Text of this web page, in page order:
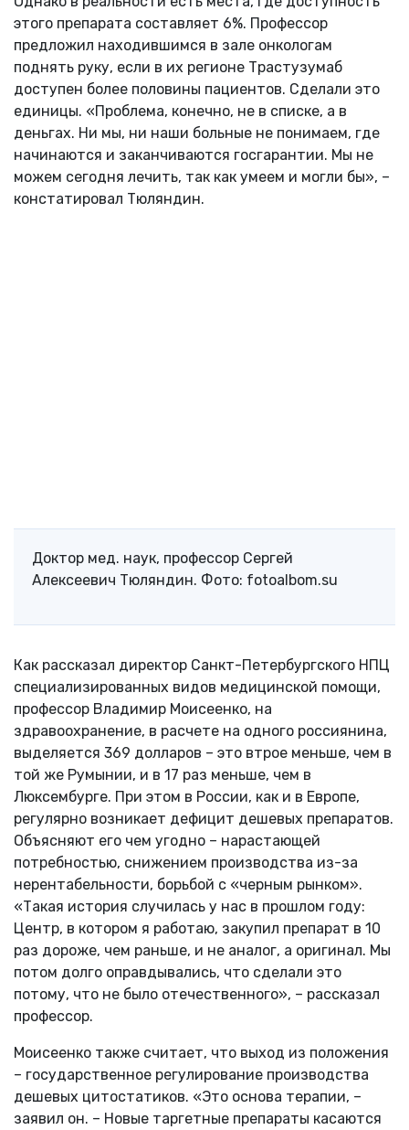
этого препарата составляет 6%. Профессор
предложил находившимся в зале онкологам
поднять руку, если в их регионе Трастузумаб
доступен более половины пациентов. Сделали это
единицы. «Проблема, конечно, не в списке, а в
деньгах. Ни мы, ни наши больные не понимаем, где
начинаются и заканчиваются госгарантии. Мы не
можем сегодня лечить, так как умеем и могли бы», –
констатировал Тюляндин.
Доктор мед. наук, профессор Сергей
Алексеевич Тюляндин. Фото: fotoalbom.su
Как рассказал директор Санкт-Петербургского НПЦ
специализированных видов медицинской помощи,
профессор Владимир Моисеенко, на
здравоохранение, в расчете на одного россиянина,
выделяется 369 долларов – это втрое меньше, чем в
той же Румынии, и в 17 раз меньше, чем в
Люксембурге. При этом в России, как и в Европе,
регулярно возникает дефицит дешевых препаратов.
Объясняют его чем угодно – нарастающей
потребностью, снижением производства из-за
нерентабельности, борьбой с «черным рынком».
«Такая история случилась у нас в прошлом году:
Центр, в котором я работаю, закупил препарат в 10
раз дороже, чем раньше, и не аналог, а оригинал. Мы
потом долго оправдывались, что сделали это
потому, что не было отечественного», – рассказал
профессор.
Моисеенко также считает, что выход из положения
– государственное регулирование производства
дешевых цитостатиков. «Это основа терапии, –
заявил он. – Новые таргетные препараты касаются